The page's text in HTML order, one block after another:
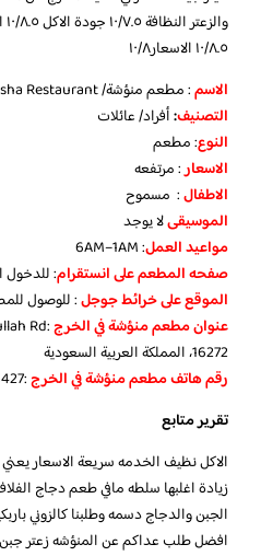
١٠/٨.٥ الاسعار١٠/٨
الاسم: مطعم منؤشة/ Manousha Restaurant
التصنيف:أفراد/ عائلات
النوع: مطعم
الاسعار: مرتفعه
الاطفال: مسموح
الموسيقىلا يوجد
مواعيد العمل: 6AM–1AM
صفحه المطعم على انستقرام:
الموقع على خرائط جوجل: للوصول
عنوان مطعم منؤشة في الخرج
16272، المملكة العربية السعودية
رقم هاتف مطعم منؤشة في الخرج‏:‪+966 53 916 5427‬‏
تقرير متابع
الاكل نظيف الخدمه سريعة الاسعار يعني
زيادة اغلبها سلطه مافي طعم دجاج
الجبن والدجاج دسمه وطلبنا كالزوني
افضل طلب عداكم عن المنؤشه زعتر